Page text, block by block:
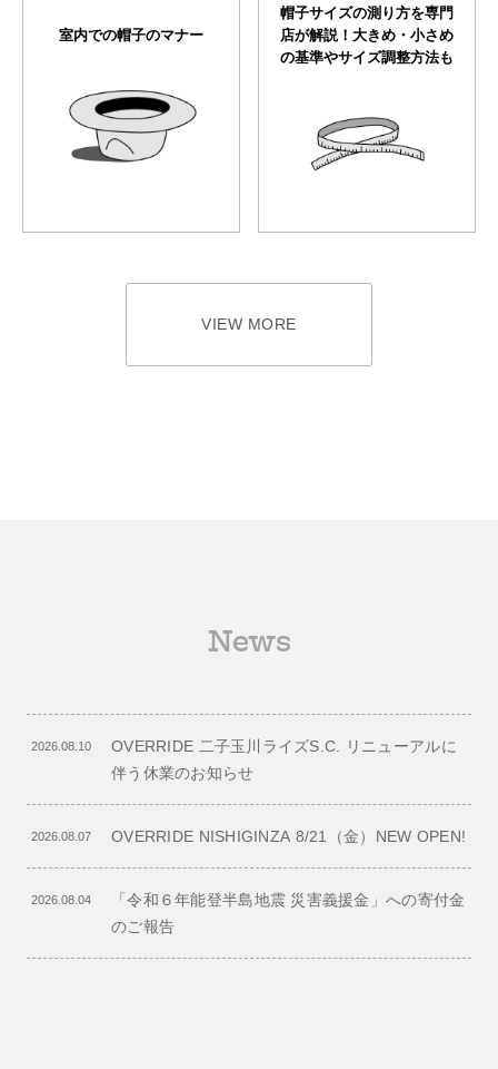
室内での帽子のマナー
帽子サイズの測り方を専門
店が解説！大きめ・小さめ
の基準やサイズ調整方法も
VIEW MORE
News
2026.08.10
OVERRIDE 二子玉川ライズS.C. リニューアルに
伴う休業のお知らせ
2026.08.07 OVERRIDE NISHIGINZA 8/21（金）NEW OPEN!
2026.08.04
「令和６年能登半島地震 災害義援金」への寄付金
のご報告